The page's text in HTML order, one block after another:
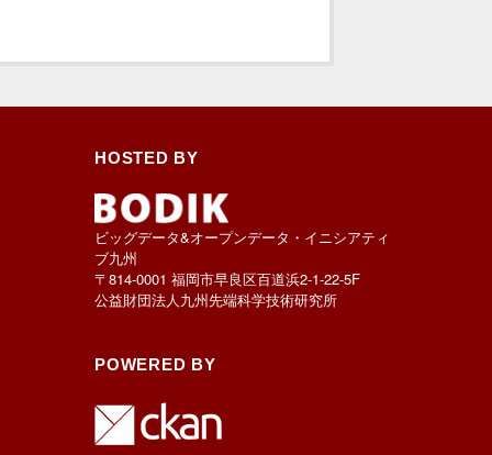
HOSTED BY
ビッグデータ&オープンデータ・イニシアティ
ブ九州
〒814-0001 福岡市早良区百道浜2-1-22-5F
公益財団法人九州先端科学技術研究所
POWERED BY